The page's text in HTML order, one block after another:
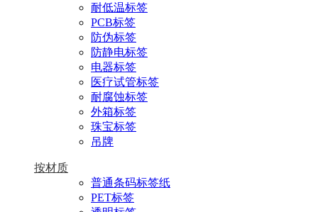
耐低温标签
PCB标签
防伪标签
防静电标签
电器标签
医疗试管标签
耐腐蚀标签
外箱标签
珠宝标签
吊牌
按材质
普通条码标签纸
PET标签